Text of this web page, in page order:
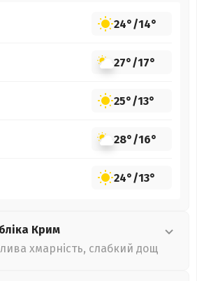
24°/14°
27°/17°
25°/13°
28°/16°
24°/13°
Крим
хмарність, слабкий дощ